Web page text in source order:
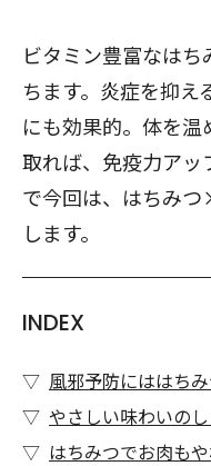
ビタミン豊富なは
ちます。炎症を抑え
にも効果的。体を
取れば、免疫力アッ
で今回は、はちみ
します。
INDEX
風邪予防にははち
やさしい味わいの
はちみつでお肉も